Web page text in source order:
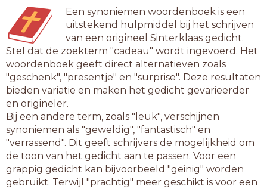
Een synoniemen woordenboek is een
uitstekend hulpmiddel bij het schrijven
van een origineel Sinterklaas gedicht.
Stel dat de zoekterm "cadeau" wordt ingevoerd. Het
woordenboek geeft direct alternatieven zoals
"geschenk", "presentje" en "surprise". Deze resultaten
bieden variatie en maken het gedicht gevarieerder
en origineler.
Bij een andere term, zoals "leuk", verschijnen
synoniemen als "geweldig", "fantastisch" en
"verrassend". Dit geeft schrijvers de mogelijkheid om
de toon van het gedicht aan te passen. Voor een
grappig gedicht kan bijvoorbeeld "geinig" worden
gebruikt. Terwijl "prachtig" meer geschikt is voor een